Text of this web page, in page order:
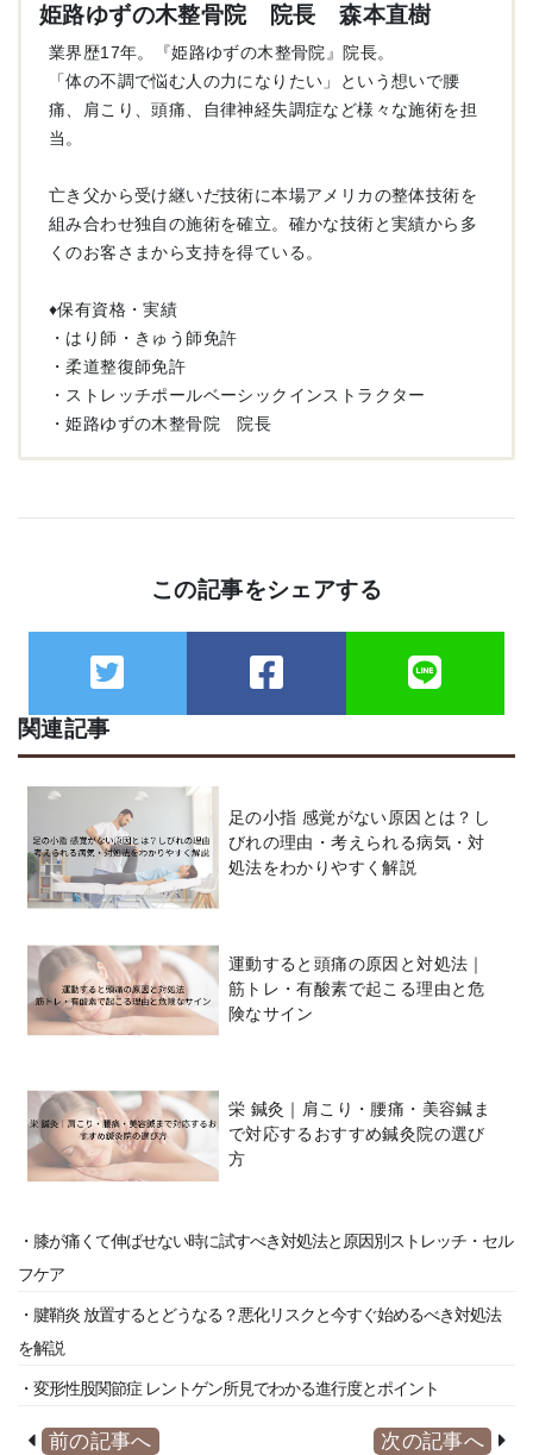
姫路ゆずの木整骨院 院長 森本直樹
業界歴17年。『姫路ゆずの木整骨院』院長。
「体の不調で悩む人の力になりたい」という想いで腰
痛、肩こり、頭痛、自律神経失調症など様々な施術を担
当。
亡き父から受け継いだ技術に本場アメリカの整体技術を
組み合わせ独自の施術を確立。確かな技術と実績から多
くのお客さまから支持を得ている。
♦︎保有資格・実績
・はり師・きゅう師免許
・柔道整復師免許
・ストレッチポールベーシックインストラクター
・姫路ゆずの木整骨院 院長
この記事をシェアする
関連記事
足の小指 感覚がない原因とは？し
びれの理由・考えられる病気・対
処法をわかりやすく解説
運動すると頭痛の原因と対処法｜
筋トレ・有酸素で起こる理由と危
険なサイン
栄 鍼灸｜肩こり・腰痛・美容鍼ま
で対応するおすすめ鍼灸院の選び
方
・膝が痛くて伸ばせない時に試すべき対処法と原因別ストレッチ・セル
フケア
・腱鞘炎 放置するとどうなる？悪化リスクと今すぐ始めるべき対処法
を解説
・変形性股関節症 レントゲン所見でわかる進行度とポイント
前の記事へ 次の記事へ